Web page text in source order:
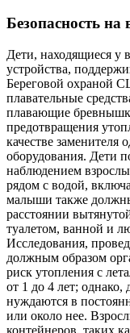
Безопасность на
Дети, находящиеся у
устройства,
Береговой охраной
плавательные
плавающие
предотвращения
качестве
оборудования. Дети
наблюдением
рядом с водой,
малыши также
расстоянии
туалетом, ванной и
Исследования,
должным образом
риск утопления с
от 1 до 4 лет; однако,
нуждаются в
или около нее.
контейнеров, таких